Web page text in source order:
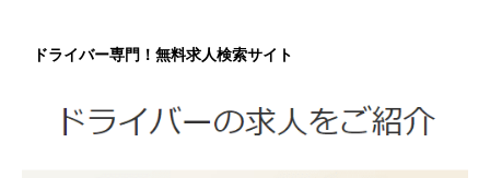
ドライバー専門！無料求人検索サイト